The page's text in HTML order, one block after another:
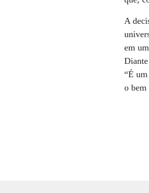
A
em
“É
o bem